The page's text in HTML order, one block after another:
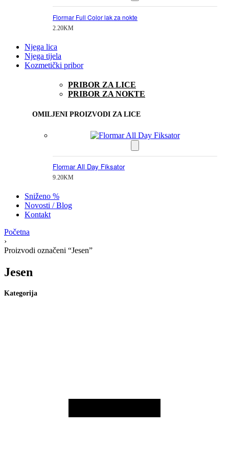
Flormar Full Color lak za nokte
2.20KM
Njega lica
Njega tijela
Kozmetički pribor
PRIBOR ZA LICE
PRIBOR ZA NOKTE
OMILJENI PROIZVODI ZA LICE
Flormar All Day Fiksator
9.20KM
Sniženo %
Novosti / Blog
Kontakt
Početna
›
Proizvodi označeni “Jesen”
Jesen
Kategorija